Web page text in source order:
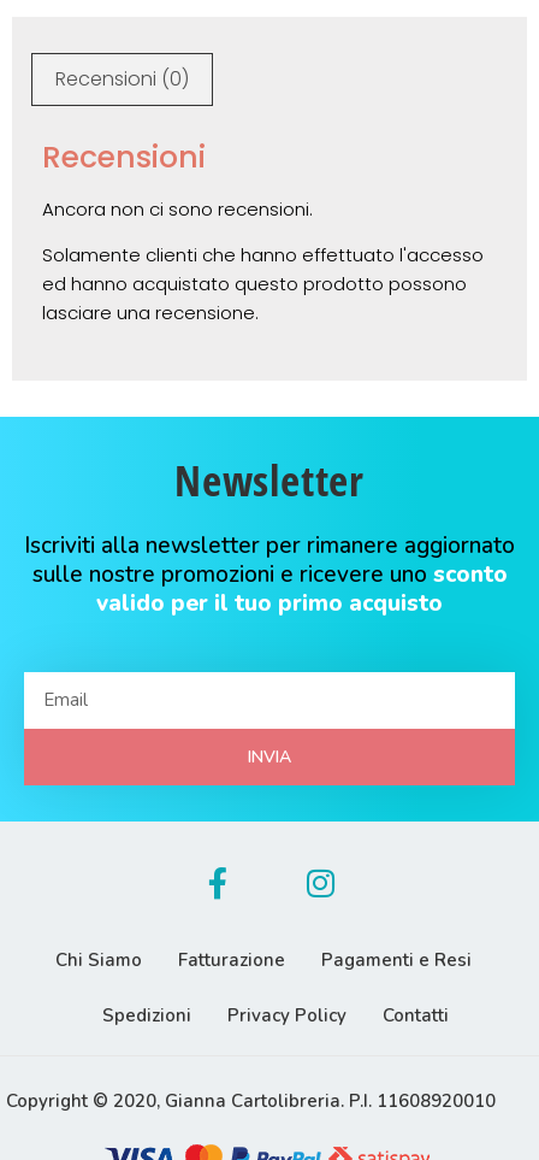
Recensioni (0)
Recensioni
Ancora non ci sono recensioni.
Solamente clienti che hanno effettuato l'accesso
ed hanno acquistato questo prodotto possono
lasciare una recensione.
Newsletter
Iscriviti alla newsletter per rimanere aggiornato
sulle nostre promozioni e ricevere uno sconto
valido per il tuo primo acquisto
INVIA
Chi Siamo Fatturazione Pagamenti e Resi
Spedizioni Privacy Policy Contatti
Copyright © 2020, Gianna Cartolibreria. P.I. 11608920010